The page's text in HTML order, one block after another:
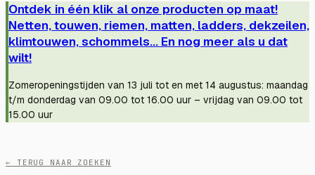
Ontdek in één klik al onze producten op maat!
Netten, touwen, riemen, matten, ladders, dekzeilen,
klimtouwen, schommels... En nog meer als u dat
wilt!
Zomeropeningstijden van 13 juli tot en met 14 augustus: maandag
t/m donderdag van 09.00 tot 16.00 uur – vrijdag van 09.00 tot
15.00 uur
← TERUG NAAR ZOEKEN